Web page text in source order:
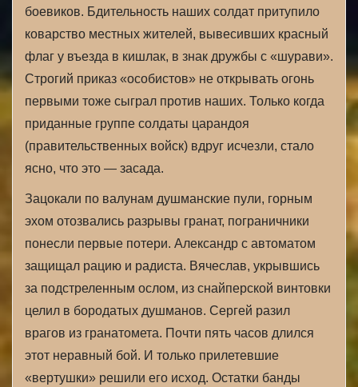
боевиков. Бдительность наших солдат притупило
коварство местных жителей, вывесивших красный
флаг у въезда в кишлак, в знак дружбы с «шурави».
Строгий приказ «особистов» не открывать огонь
первыми тоже сыграл против наших. Только когда
приданные группе солдаты царандоя
(правительственных войск) вдруг исчезли, стало
ясно, что это — засада.
Зацокали по валунам душманские пули, горным
эхом отозвались разрывы гранат, пограничники
понесли первые потери. Александр с автоматом
защищал рацию и радиста. Вячеслав, укрывшись
за подстреленным ослом, из снайперской винтовки
целил в бородатых душманов. Сергей разил
врагов из гранатомета. Почти пять часов длился
этот неравный бой. И только прилетевшие
«вертушки» решили его исход. Остатки банды